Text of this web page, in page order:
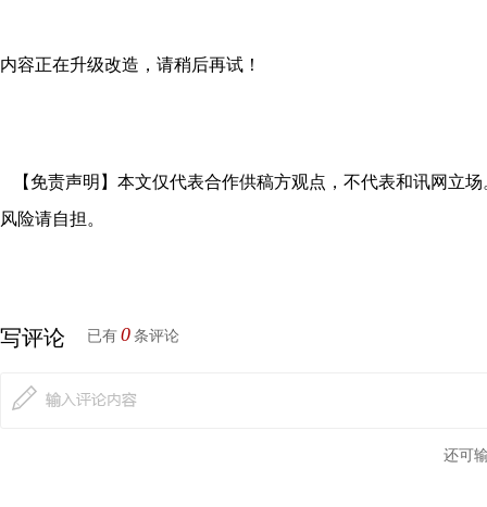
内容正在升级改造，请稍后再试！
【免责声明】本文仅代表合作供稿方观点，不代表和讯网立
风险请自担。
写评论 已有 0 条评论
还可